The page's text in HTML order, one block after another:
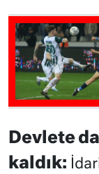
Devlete
kaldık: